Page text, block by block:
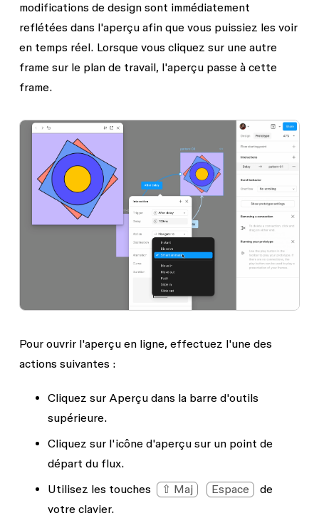
modifications de design sont immédiatement
reflétées dans l'aperçu afin que vous puissiez les voir
en temps réel. Lorsque vous cliquez sur une autre
frame sur le plan de travail, l'aperçu passe à cette
frame.
Pour ouvrir l'aperçu en ligne, effectuez l'une des
actions suivantes :
Cliquez sur Aperçudans la barre d'outils
supérieure.
Cliquez sur l'icône d'aperçu sur un point de
départ du flux.
Utilisez les touches
⇧ Maj Espace
de
votre clavier.